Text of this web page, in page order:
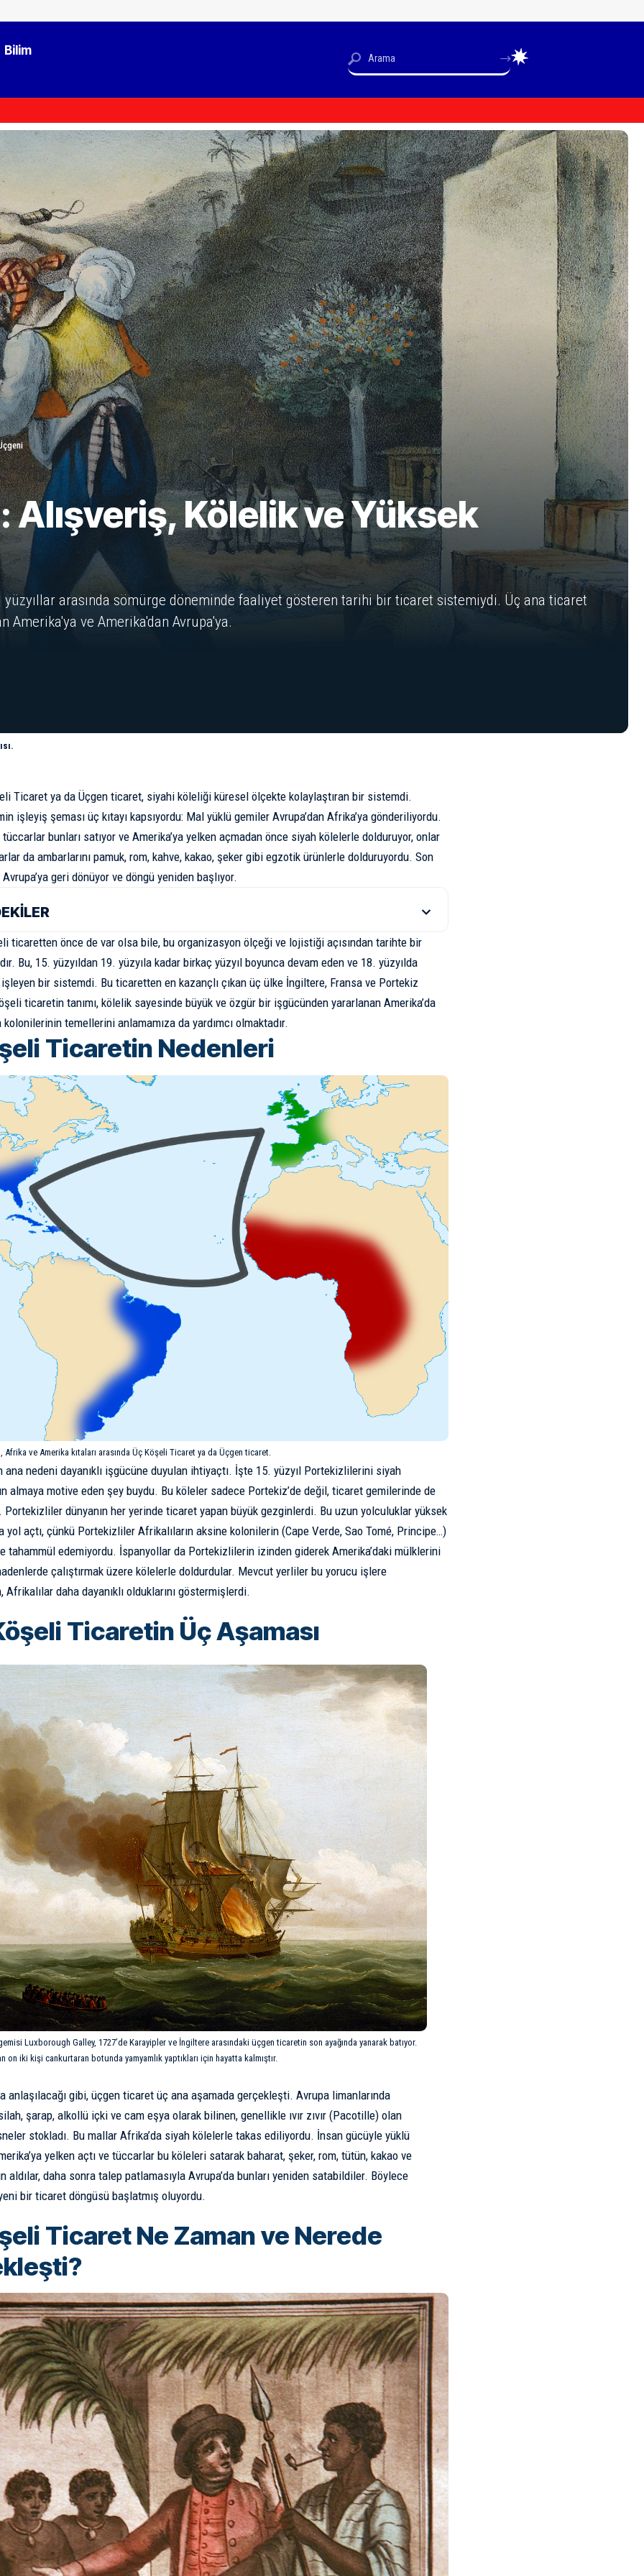
Bilim
Alışveriş, Kölelik ve Yüksek
arasında sömürge döneminde faaliyet gösteren tarihi bir ticaret sistemiydi. Üç ana ticaret
Amerika'ya ve Amerika'dan Avrupa'ya.
Ticaret ya da Üçgen ticaret, siyahi köleliği küresel ölçekte kolaylaştıran bir sistemdi.
işleyiş şeması üç kıtayı kapsıyordu: Mal yüklü gemiler Avrupa’dan Afrika’ya gönderiliyordu.
tüccarlar bunları satıyor ve Amerika’ya yelken açmadan önce siyah kölelerle dolduruyor, onlar
da ambarlarını pamuk, rom, kahve, kakao, şeker gibi egzotik ürünlerle dolduruyordu. Son
geri dönüyor ve döngü yeniden başlıyor.
ticaretten önce de var olsa bile, bu organizasyon ölçeği ve lojistiği açısından tarihte bir
Bu, 15. yüzyıldan 19. yüzyıla kadar birkaç yüzyıl boyunca devam eden ve 18. yüzyılda
bir sistemdi. Bu ticaretten en kazançlı çıkan üç ülke İngiltere, Fransa ve Portekiz
ticaretin tanımı, kölelik sayesinde büyük ve özgür bir işgücünden yararlanan Amerika’da
temellerini anlamamıza da yardımcı olmaktadır.
Ticaretin Nedenleri
Afrika ve Amerika kıtaları arasında Üç Köşeli Ticaret ya da Üçgen ticaret.
ana nedeni dayanıklı işgücüne duyulan ihtiyaçtı. İşte 15. yüzyıl Portekizlilerini siyah
almaya motive eden şey buydu. Bu köleler sadece Portekiz’de değil, ticaret gemilerinde de
Portekizliler dünyanın her yerinde ticaret yapan büyük gezginlerdi. Bu uzun yolculuklar yüksek
yol açtı, çünkü Portekizliler Afrikalıların aksine kolonilerin (Cape Verde, Sao Tomé, Principe…)
tahammül edemiyordu. İspanyollar da Portekizlilerin izinden giderek Amerika’daki mülklerini
çalıştırmak üzere kölelerle doldurdular. Mevcut yerliler bu yorucu işlere
Afrikalılar daha dayanıklı olduklarını göstermişlerdi.
Ticaretin Üç Aşaması
Luxborough Galley, 1727’de Karayipler ve İngiltere arasındaki üçgen ticaretin son ayağında yanarak batıyor.
on iki kişi cankurtaran botunda yamyamlık yaptıkları için hayatta kalmıştır.
anlaşılacağı gibi, üçgen ticaret üç ana aşamada gerçekleşti. Avrupa limanlarında
şarap, alkollü içki ve cam eşya olarak bilinen, genellikle ıvır zıvır (Pacotille) olan
stokladı. Bu mallar Afrika’da siyah kölelerle takas ediliyordu. İnsan gücüyle yüklü
yelken açtı ve tüccarlar bu köleleri satarak baharat, şeker, rom, tütün, kakao ve
aldılar, daha sonra talep patlamasıyla Avrupa’da bunları yeniden satabildiler. Böylece
bir ticaret döngüsü başlatmış oluyordu.
Ticaret Ne Zaman ve Nerede